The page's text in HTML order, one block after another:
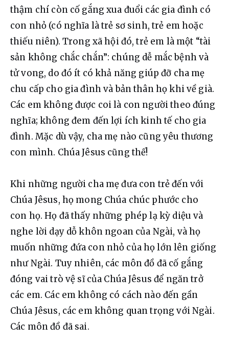
thậm chí còn cố gắng xua đuổi các gia đình có
con nhỏ (có nghĩa là trẻ sơ sinh, trẻ em hoặc
thiếu niên). Trong xã hội đó, trẻ em là một “tài
sản không chắc chắn”: chúng dễ mắc bệnh và
tử vong, do đó ít có khả năng giúp đỡ cha mẹ
chu cấp cho gia đình và bản thân họ khi về già.
Các em không được coi là con người theo đúng
nghĩa; không đem đến lợi ích kinh tế cho gia
đình. Mặc dù vậy, cha mẹ nào cũng yêu thương
con mình. Chúa Jêsus cũng thế!
Khi những người cha mẹ đưa con trẻ đến với
Chúa Jêsus, họ mong Chúa chúc phước cho
con họ. Họ đã thấy những phép lạ kỳ diệu và
nghe lời dạy dỗ khôn ngoan của Ngài, và họ
muốn những đứa con nhỏ của họ lớn lên giống
như Ngài. Tuy nhiên, các môn đồ đã cố gắng
đóng vai trò vệ sĩ của Chúa Jêsus để ngăn trở
các em. Các em không có cách nào đến gần
Chúa Jêsus, các em không quan trọng với Ngài.
Các môn đồ đã sai.